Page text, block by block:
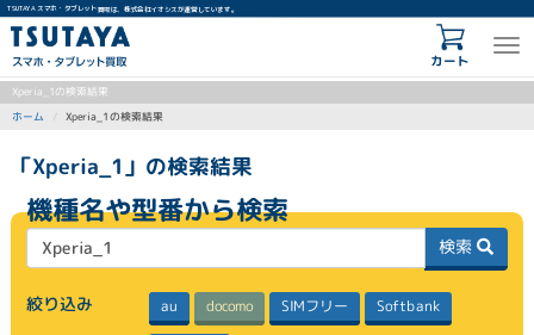
TSUTAYA スマホ・タブレット買取は、株式会社イオシスが運営しています。
カート
Xperia_1の検索結果
ホーム Xperia_1の検索結果
「Xperia_1」の検索結果
機種名や型番から検索
検索
絞り込み au docomo SIMフリー Softbank